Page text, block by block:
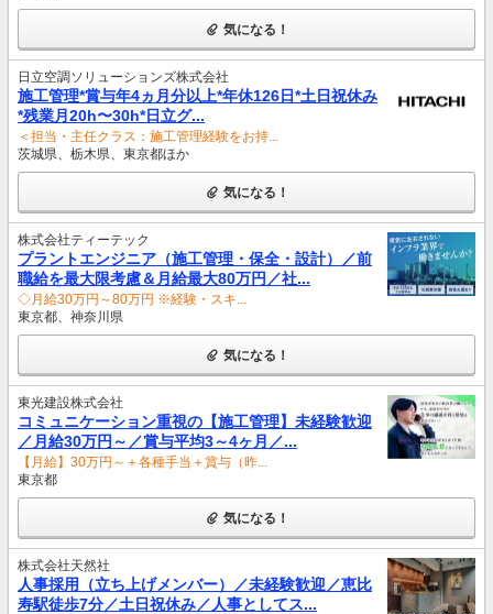
気になる！
日立空調ソリューションズ株式会社
施工管理*賞与年4ヵ月分以上*年休126日*土日祝休み
*残業月20h〜30h*日立グ...
＜担当・主任クラス：施工管理経験をお持...
茨城県、栃木県、東京都ほか
気になる！
株式会社ティーテック
プラントエンジニア（施工管理・保全・設計）／前
職給を最大限考慮＆月給最大80万円／社...
◇月給30万円～80万円 ※経験・スキ...
東京都、神奈川県
気になる！
東光建設株式会社
コミュニケーション重視の【施工管理】未経験歓迎
／月給30万円～／賞与平均3～4ヶ月／...
【月給】30万円～＋各種手当＋賞与（昨...
東京都
気になる！
株式会社天然社
人事採用（立ち上げメンバー）／未経験歓迎／恵比
寿駅徒歩7分／土日祝休み／人事としてス...